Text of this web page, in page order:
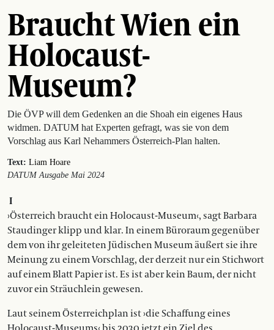
Braucht Wien ein
Holocaust-
Museum?
Die ÖVP will dem Gedenken an die Shoah ein eigenes Haus
widmen. DATUM hat Experten gefragt, was sie von dem
Vorschlag aus Karl Nehammers Österreich-Plan halten.
Text: Liam Hoare
DATUM Ausgabe Mai 2024
I
›Österreich braucht ein Holocaust-Museum‹, sagt Barbara
Staudinger klipp und klar. In einem Büroraum gegenüber
dem von ihr geleiteten Jüdischen Museum äußert sie ihre
Meinung zu einem Vorschlag, der derzeit nur ein Stichwort
auf einem Blatt Papier ist. Es ist aber kein Baum, der nicht
zuvor ein Sträuchlein gewesen.
Laut seinem Österreichplan ist ›die Schaffung eines